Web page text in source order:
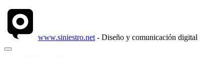
www.siniestro.net - Diseño y comunicación digital